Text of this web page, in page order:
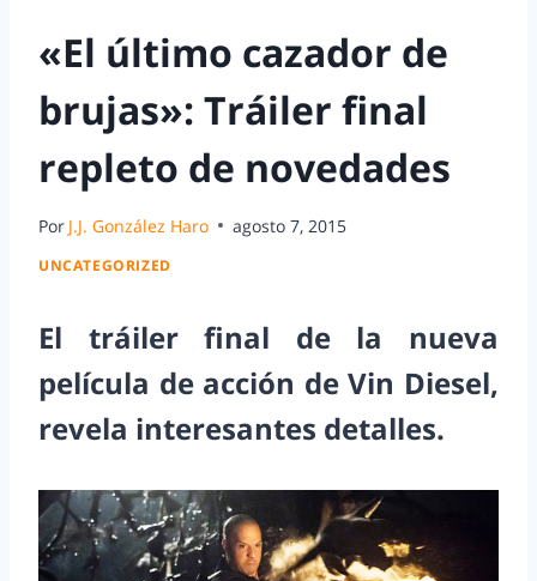
«El último cazador de
brujas»: Tráiler final
repleto de novedades
Por J.J. González Haro agosto 7, 2015
UNCATEGORIZED
El tráiler final de la nueva
película de acción de Vin Diesel,
revela interesantes detalles.